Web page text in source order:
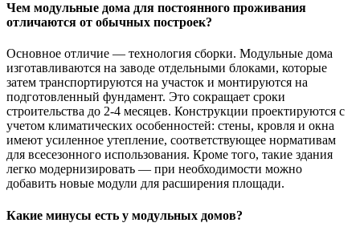
Чем модульные дома для постоянного проживания
отличаются от обычных построек?
Основное отличие — технология сборки. Модульные дома
изготавливаются на заводе отдельными блоками, которые
затем транспортируются на участок и монтируются на
подготовленный фундамент. Это сокращает сроки
строительства до 2-4 месяцев. Конструкции проектируются с
учетом климатических особенностей: стены, кровля и окна
имеют усиленное утепление, соответствующее нормативам
для всесезонного использования. Кроме того, такие здания
легко модернизировать — при необходимости можно
добавить новые модули для расширения площади.
Какие минусы есть у модульных домов?